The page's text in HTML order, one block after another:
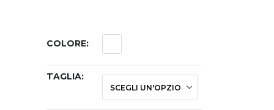
COLORE
TAGLIA